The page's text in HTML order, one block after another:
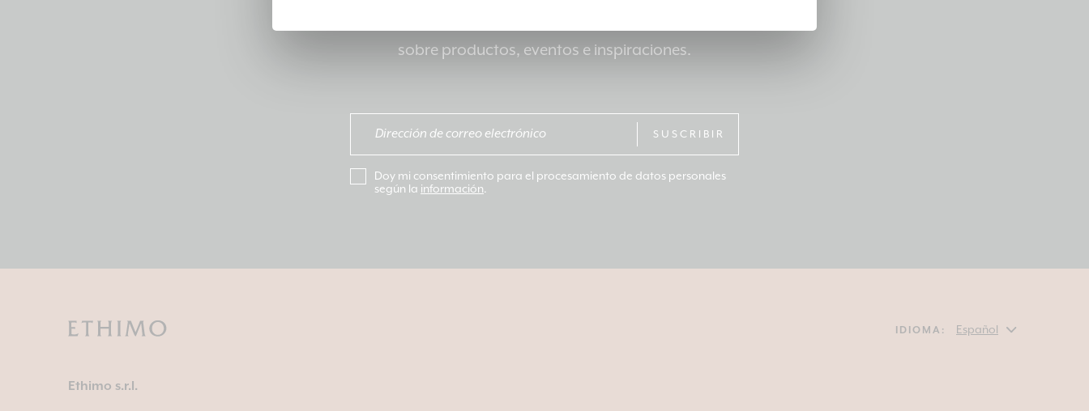
sobre productos, eventos e inspiraciones.
SUSCRIBIR
Doy mi consentimiento para el procesamiento de datos personales
según la información.
IDIOMA:
Ethimo s.r.l.